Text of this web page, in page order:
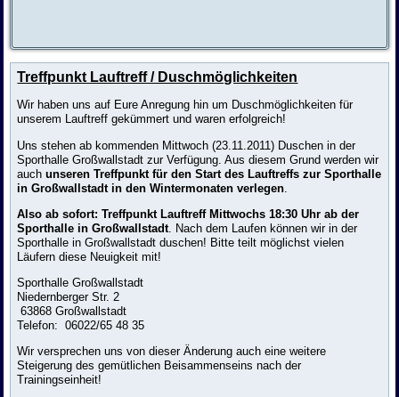
Treffpunkt Lauftreff / Duschmöglichkeiten
Wir haben uns auf Eure Anregung hin um Duschmöglichkeiten für
unserem Lauftreff gekümmert und waren erfolgreich!
Uns stehen ab kommenden Mittwoch (23.11.2011) Duschen in der
Sporthalle Großwallstadt zur Verfügung. Aus diesem Grund werden wir
auchunseren Treffpunkt für den Start des Lauftreffs zur Sporthalle
in Großwallstadt in den Wintermonaten verlegen
Also ab sofort: Treffpunkt Lauftreff Mittwochs 18:30 Uhr ab der
Sporthalle in Großwallstadt . Nach dem Laufen können wir in der
Sporthalle in Großwallstadt duschen! Bitte teilt möglichst vielen
Läufern diese Neuigkeit mit!
Sporthalle Großwallstadt
Niedernberger Str. 2
63868 Großwallstadt
Telefon:
06022/65 48 35
Wir versprechen uns von dieser Änderung auch eine weitere
Steigerung des gemütlichen Beisammenseins nach der
Trainingseinheit!